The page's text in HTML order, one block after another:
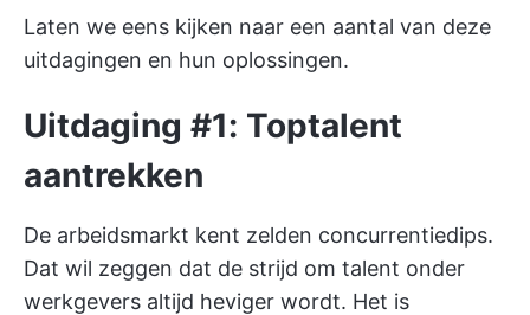
Laten we eens kijken naar een aantal van deze
uitdagingen en hun oplossingen.
Uitdaging #1: Toptalent
aantrekken
De arbeidsmarkt kent zelden concurrentiedips.
Dat wil zeggen dat de strijd om talent onder
werkgevers altijd heviger wordt. Het is